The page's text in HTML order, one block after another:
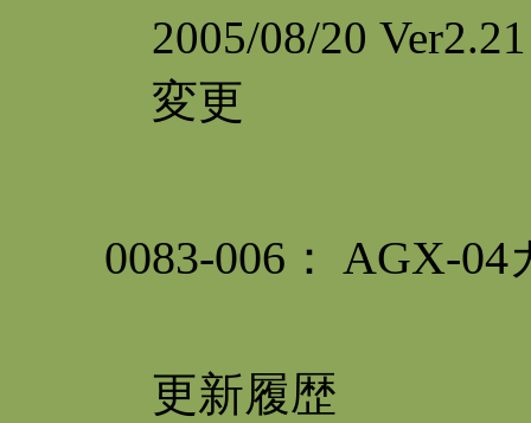
2005/08/20
変更
0083-006： AGX-
更新履歴